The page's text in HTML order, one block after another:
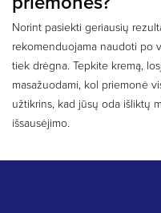
Norint pasiekti geriausių
rekomenduojama naudoti po
tiek drėgna. Tepkite kremą,
masažuodami, kol priemonė
užtikrins, kad jūsų oda išliktų
išsausėjimo.